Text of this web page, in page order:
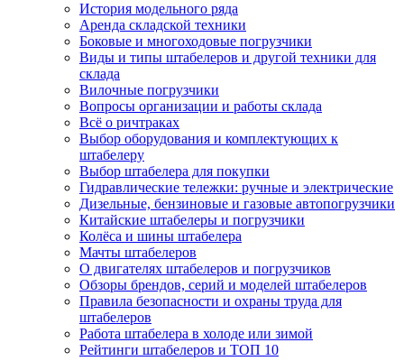
История модельного ряда
Аренда складской техники
Боковые и многоходовые погрузчики
Виды и типы штабелеров и другой техники для
склада
Вилочные погрузчики
Вопросы организации и работы склада
Всё о ричтраках
Выбор оборудования и комплектующих к
штабелеру
Выбор штабелера для покупки
Гидравлические тележки: ручные и электрические
Дизельные, бензиновые и газовые автопогрузчики
Китайские штабелеры и погрузчики
Колёса и шины штабелера
Мачты штабелеров
О двигателях штабелеров и погрузчиков
Обзоры брендов, серий и моделей штабелеров
Правила безопасности и охраны труда для
штабелеров
Работа штабелера в холоде или зимой
Рейтинги штабелеров и ТОП 10